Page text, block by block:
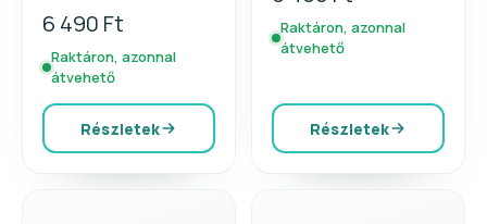
6 490 Ft
Raktáron, azonnal
átvehető
Részletek
Raktáron, azonnal
átvehető
Részletek